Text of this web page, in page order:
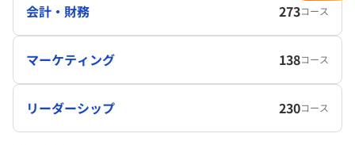
会計・財務 273コース
マーケティング 138コース
リーダーシップ 230コース